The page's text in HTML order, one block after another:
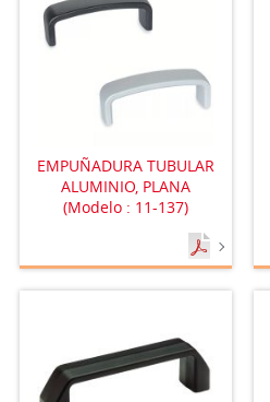
EMPUÑADURA TUBULAR
ALUMINIO, PLANA
(Modelo : 11-137)